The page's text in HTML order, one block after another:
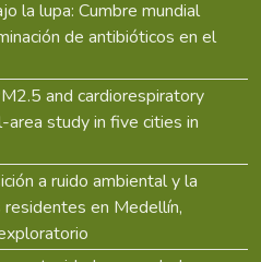
la lupa: Cumbre mundial
de antibióticos en el
and cardiorespiratory
study in five cities in
a ruido ambiental y la
en Medellín,